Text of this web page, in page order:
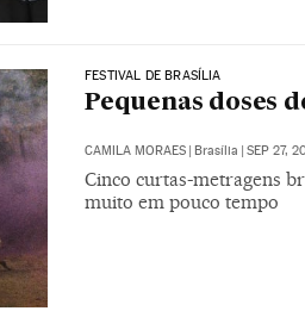
FESTIVAL DE BRASÍLIA
Pequenas doses
CAMILA MORAES Brasília SEP 27,
Cinco curtas-metragens
muito em pouco tempo